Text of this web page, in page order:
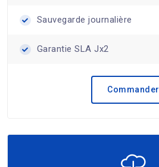
Sauvegarde journalière
Garantie SLA Jx2
Commander